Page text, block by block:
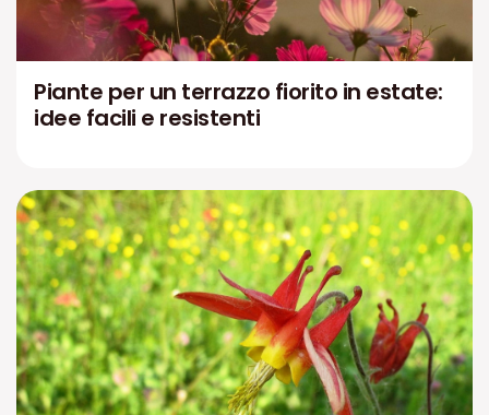
Piante per un terrazzo fiorito in estate:
idee facili e resistenti